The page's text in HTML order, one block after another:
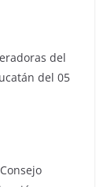
del
del 05